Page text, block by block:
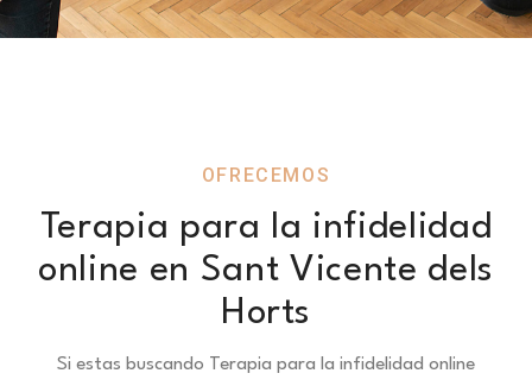
OFRECEMOS
Terapia para la infidelidad
online en Sant Vicente dels
Horts
Si estas buscando Terapia para la infidelidad online